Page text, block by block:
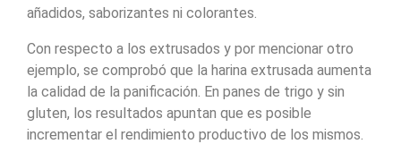
añadidos, saborizantes ni colorantes.
Con respecto a los extrusados y por mencionar otro
ejemplo, se comprobó que la harina extrusada aumenta
la calidad de la panificación. En panes de trigo y sin
gluten, los resultados apuntan que es posible
incrementar el rendimiento productivo de los mismos.